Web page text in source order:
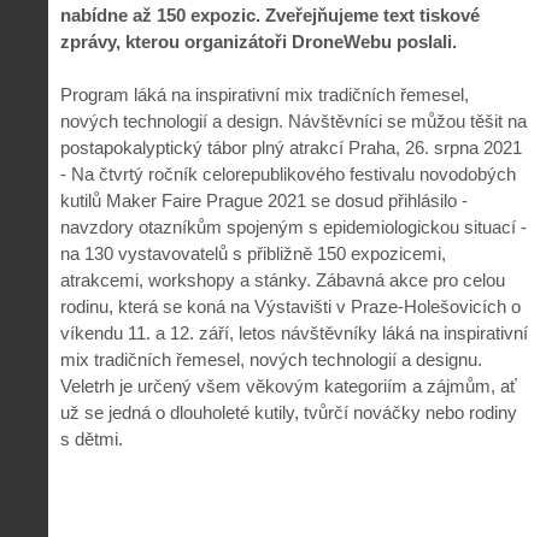
nabídne až 150 expozic. Zveřejňujeme text tiskové
zprávy, kterou organizátoři DroneWebu poslali.
Program láká na inspirativní mix tradičních řemesel,
nových technologií a design. Návštěvníci se můžou těšit na
postapokalyptický tábor plný atrakcí Praha, 26. srpna 2021
- Na čtvrtý ročník celorepublikového festivalu novodobých
kutilů Maker Faire Prague 2021 se dosud přihlásilo -
navzdory otazníkům spojeným s epidemiologickou situací -
na 130 vystavovatelů s přibližně 150 expozicemi,
atrakcemi, workshopy a stánky. Zábavná akce pro celou
rodinu, která se koná na Výstavišti v Praze-Holešovicích o
víkendu 11. a 12. září, letos návštěvníky láká na inspirativní
mix tradičních řemesel, nových technologií a designu.
Veletrh je určený všem věkovým kategoriím a zájmům, ať
už se jedná o dlouholeté kutily, tvůrčí nováčky nebo rodiny
s dětmi.